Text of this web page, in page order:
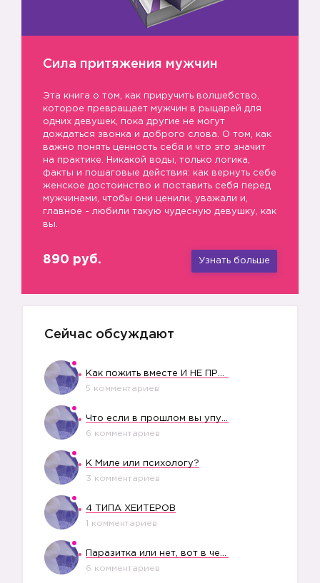
Сила притяжения мужчин
Эта книга о том, как приручить волшебство,
которое превращает мужчин в рыцарей для
одних девушек, пока другие не могут
дождаться звонка и доброго слова. О том, как
важно понять ценность себя и что это значит
на практике. Никакой воды, только логика,
факты и пошаговые действия: как вернуть себе
женское достоинство и поставить себя перед
мужчинами, чтобы они ценили, уважали и,
главное - любили такую чудесную девушку, как
вы.
890 руб. Узнать больше
Сейчас обсуждают
5 комментариев
6 комментариев
К Миле или психологу?
3 комментариев
4 ТИПА ХЕЙТЕРОВ
1 комментариев
6 комментариев